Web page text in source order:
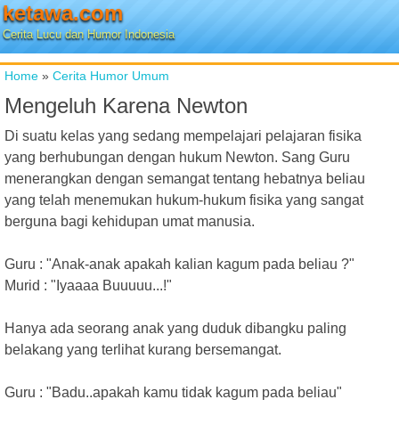
ketawa.com
Cerita Lucu dan Humor Indonesia
Home » Cerita Humor Umum
Mengeluh Karena Newton
Di suatu kelas yang sedang mempelajari pelajaran fisika
yang berhubungan dengan hukum Newton. Sang Guru
menerangkan dengan semangat tentang hebatnya beliau
yang telah menemukan hukum-hukum fisika yang sangat
berguna bagi kehidupan umat manusia.
Guru : "Anak-anak apakah kalian kagum pada beliau ?"
Murid : "Iyaaaa Buuuuu...!"
Hanya ada seorang anak yang duduk dibangku paling
belakang yang terlihat kurang bersemangat.
Guru : "Badu..apakah kamu tidak kagum pada beliau"